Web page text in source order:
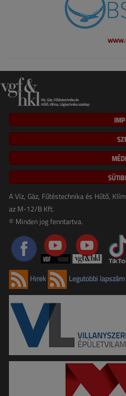
A Víz, Gáz, Fűtéstechnika és Hűtő,
az M-12/B Kft.
© Minden jog fenntartva.
Hírek Legutóbbi lapszám